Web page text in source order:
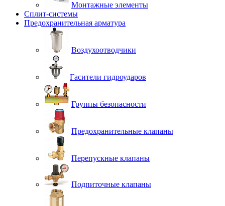
Монтажные элементы
Сплит-системы
Предохранительная арматура
Воздухоотводчики
Гасители гидроударов
Группы безопасности
Предохранительные клапаны
Перепускные клапаны
Подпиточные клапаны